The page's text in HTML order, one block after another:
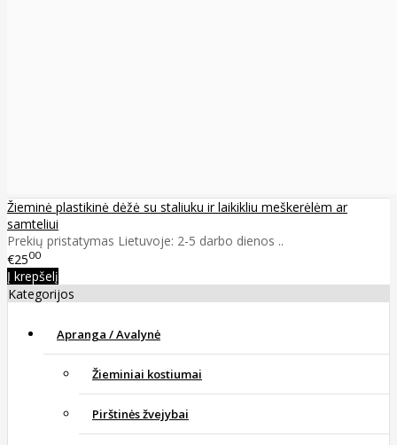
Žieminė plastikinė dėžė su staliuku ir laikikliu meškerėlėm ar
samteliui
Prekių pristatymas Lietuvoje: 2-5 darbo dienos ..
€2500
Į krepšelį
Kategorijos
Apranga / Avalynė
Žieminiai kostiumai
Pirštinės žvejybai